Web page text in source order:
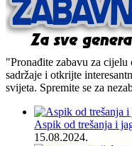
"Pronađite zabavu za
sadržaje i otkrijte
svijeta. Spremite se za
Aspik od trešanja i
15.08.2024.